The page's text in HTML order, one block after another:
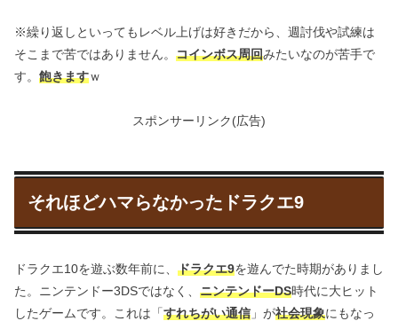
※繰り返しといってもレベル上げは好きだから、週討伐や試練は
そこまで苦ではありません。 コインボス周回みたいなのが苦手で
す。 飽きますｗ
スポンサーリンク(広告)
それほどハマらなかったドラクエ9
ドラクエ10を遊ぶ数年前に、 ドラクエ9を遊んでた時期がありまし
た。ニンテンドー3DSではなく、 ニンテンドーDS時代に大ヒット
したゲームです。これは「すれちがい通信 」が社会現象にもなっ